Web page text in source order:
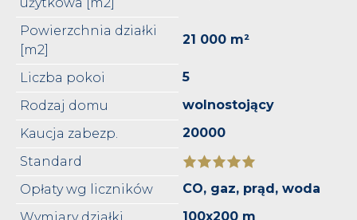
Powierzchnia działki
[m2]
21 000 m²
Liczba pokoi
5
Rodzaj domu
wolnostojący
Kaucja zabezp.
20000
Standard
Opłaty wg liczników
CO, gaz, prąd, woda
100x200 m